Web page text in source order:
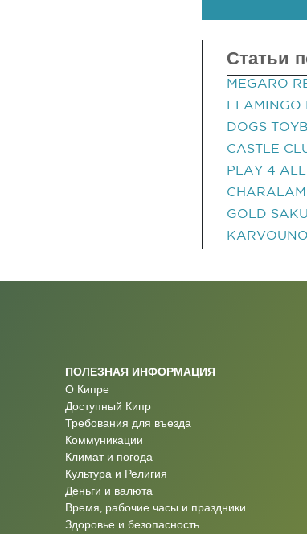
Статьи
MEGARO
FLAMINGO
DOGS
CASTLE
PLAY 4
GOLD
ПОЛЕЗНАЯ ИНФОРМАЦИЯ
О Кипре
Доступный Кипр
Требования для въезда
Коммуникации
Климат и погода
Культура и Религия
Деньги и валюта
Время, рабочие часы и праздники
Здоровье и безопасность